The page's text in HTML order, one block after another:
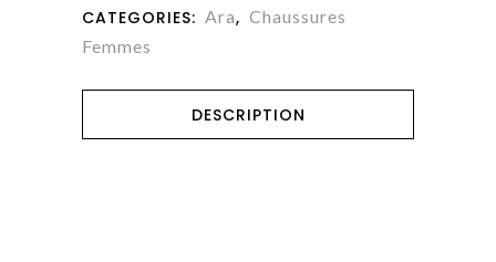
CATEGORIES: Ara, Chaussures
Femmes
DESCRIPTION